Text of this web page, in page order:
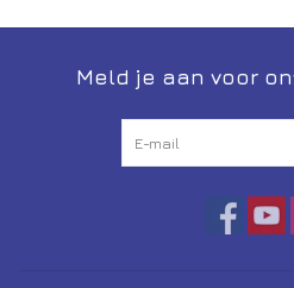
Meld je aan voor